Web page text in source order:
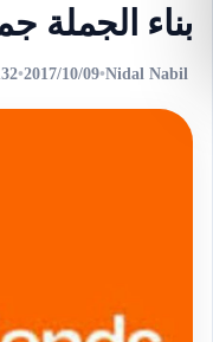
بناء الجملة
Nidal Nabil
•
2017/10/09
•
132